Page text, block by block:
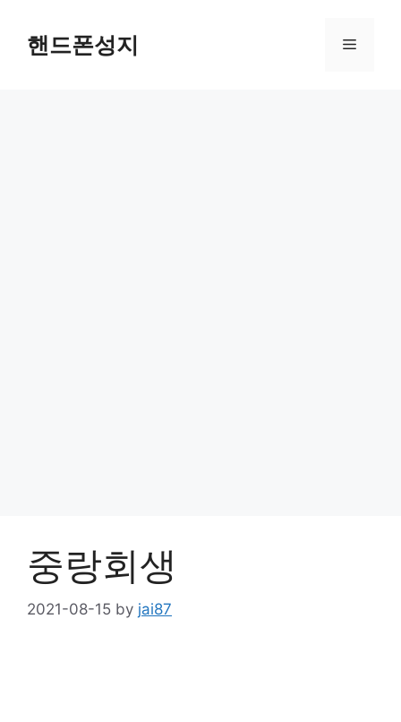
content핸드폰성지 Menu
중랑회생
2021-08-15 by jai87